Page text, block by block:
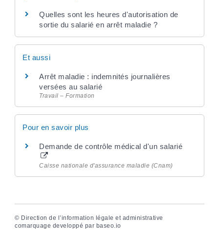
Quelles sont les heures d'autorisation de
sortie du salarié en arrêt maladie ?
Et aussi
Arrêt maladie : indemnités journalières
versées au salarié
Travail – Formation
Pour en savoir plus
Demande de contrôle médical d'un salarié
Caisse nationale d'assurance maladie (Cnam)
© Direction de l’information légale et administrative
comarquage developpé par baseo.io